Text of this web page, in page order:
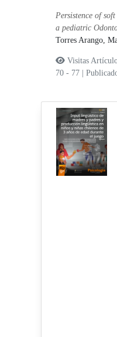
Persistence of
a pediatric
Torres Arango,
Visitas
70 - 77
|